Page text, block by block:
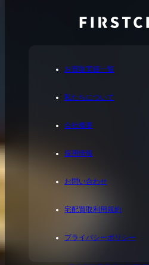
お買取実績一覧
私たちについて
会社概要
採用情報
お問い合わせ
宅配買取利用規約
プライバシーポリシー